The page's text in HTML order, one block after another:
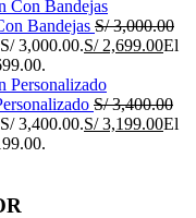
Bandejas S/3,000.00
3,000.00.S/2,699.00El
S/3,400.00
3,400.00.S/3,199.00El